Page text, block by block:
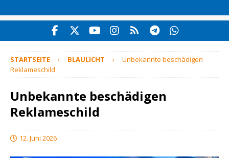
STARTSEITE BLAULICHT
Unbekannte beschädigen
Reklameschild
Unbekannte beschädigen
Reklameschild
12. Juni 2026